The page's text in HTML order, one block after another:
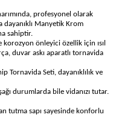
profesyonel olarak
dayanıklı Manyetik Krom
sahiptir.
korozyon önleyici özellik için ısıl
duvar askı aparatlı tornavida
Tornavida Seti, dayanıklılık ve
durumlarda bile vidanızı tutar.
tutma sapı sayesinde konforlu